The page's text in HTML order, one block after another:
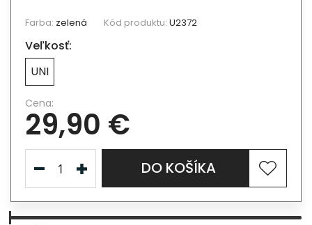
Farba: zelená Kód produktu: U2372
Veľkosť:
UNI
Cena:
29,90 €
DO KOŠÍKA